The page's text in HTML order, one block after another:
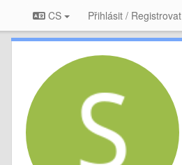
CS Přihlásit / Registrovat